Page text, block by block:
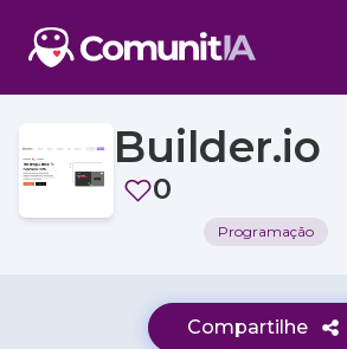
Builder.io
0
Programação
Compartilhe